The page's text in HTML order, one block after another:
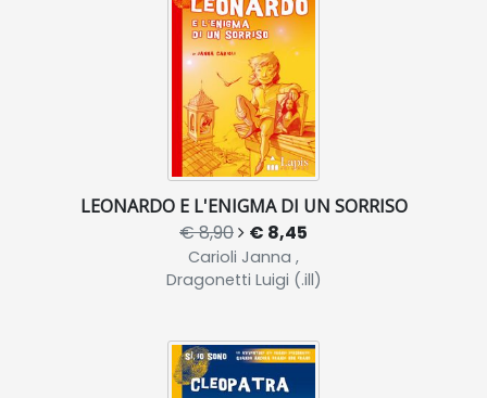
LEONARDO E L'ENIGMA DI UN SORRISO
€ 8,90 € 8,45
Carioli Janna ,
Dragonetti Luigi (.ill)